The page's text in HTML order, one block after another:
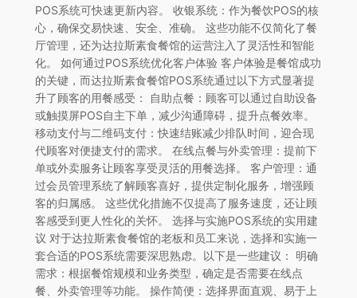
POS系统可快速更新内容。 收银系统：作为餐饮POS的核
心，确保交易快速、安全、准确。 这些功能不仅简化了餐
厅管理，还为达拉斯素食餐馆的运营注入了灵活性和智能
化。 如何通过POS系统优化客户体验 客户体验是餐馆成功
的关键，而达拉斯素食餐馆POS系统通过以下方式显著提
升了顾客的用餐感受： 自助点餐：顾客可以通过自助设备
或触摸屏POS自主下单，减少沟通障碍，提升点餐效率。
移动支付与二维码支付：快速结账减少排队时间，迎合现
代顾客对便捷支付的需求。 在线点餐与外卖管理：提前下
单或外卖服务让顾客享受灵活的用餐选择。 客户管理：通
过会员管理系统了解顾客喜好，提供定制化服务，增强顾
客的归属感。 这些优化措施不仅提高了服务速度，还让顾
客感受到更人性化的关怀。 选择与实施POS系统的实用建
议 对于达拉斯素食餐馆的老板和员工来说，选择和实施一
套合适的POS系统需要深思熟虑。以下是一些建议： 明确
需求：根据餐馆规模和业务类型，确定是否需要在线点
餐、外卖管理等功能。 操作简便：选择界面直观、易于上